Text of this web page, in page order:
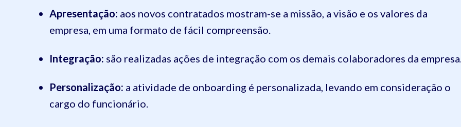
Apresentação: aos novos contratados mostram-se a missão, a visão e os valores da
empresa, em uma formato de fácil compreensão.
Integração: são realizadas ações de integração com os demais colaboradores da
Personalização: a atividade de onboarding é personalizada, levando em consideração o
cargo do funcionário.